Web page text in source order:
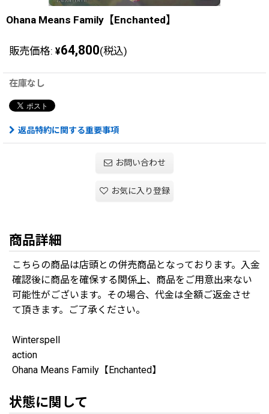
Ohana Means Family【Enchanted】
販売価格: ¥64,800(税込)
在庫なし
返品特約に関する重要事項
お問い合わせ
お気に入り登録
商品詳細
こちらの商品は店頭との併売商品となっております。入金
確認後に商品を確保する関係上、商品をご用意出来ない
可能性がございます。その場合、代金は全額ご返金させ
て頂きます。ご了承ください。
Winterspell
action
Ohana Means Family【Enchanted】
状態に関して